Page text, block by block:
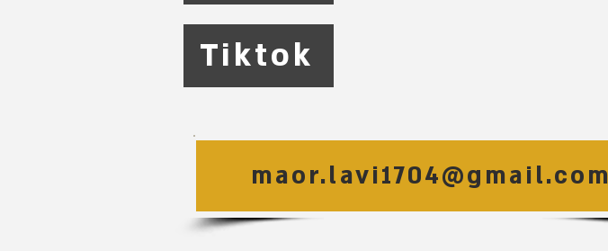
Tiktok
maor.lavi1704@gmail.com